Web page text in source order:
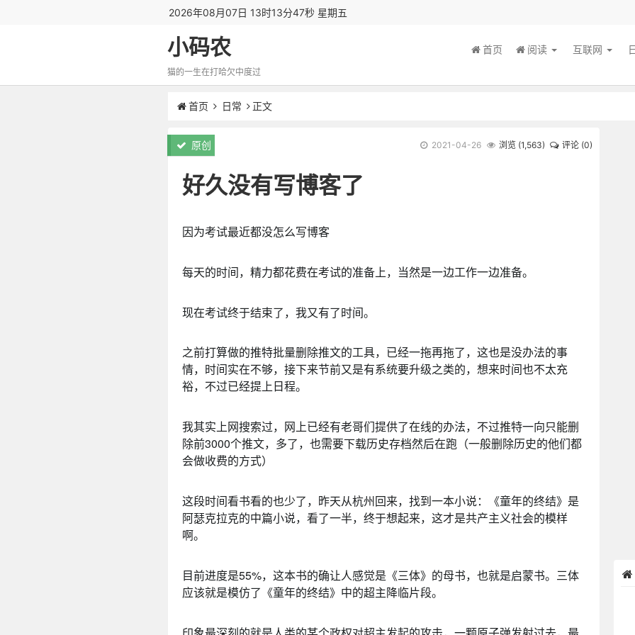
2026年08月07日 13时13分47秒 星期五
小码农
猫的一生在打哈欠中度过
首页 阅读 互联网
首页 日常 正文
原创 2021-04-26 浏览 (1,563) 评论 (0)
好久没有写博客了
因为考试最近都没怎么写博客
每天的时间，精力都花费在考试的准备上，当然是一边工作一边准备。
现在考试终于结束了，我又有了时间。
之前打算做的推特批量删除推文的工具，已经一拖再拖了，这也是没办法的事
情，时间实在不够，接下来节前又是有系统要升级之类的，想来时间也不太充
裕，不过已经提上日程。
我其实上网搜索过，网上已经有老哥们提供了在线的办法，不过推特一向只能删
除前3000个推文，多了，也需要下载历史存档然后在跑（一般删除历史的他们都
会做收费的方式）
这段时间看书看的也少了，昨天从杭州回来，找到一本小说：《童年的终结》是
阿瑟克拉克的中篇小说，看了一半，终于想起来，这才是共产主义社会的模样
啊。
目前进度是55%，这本书的确让人感觉是《三体》的母书，也就是启蒙书。三体
应该就是模仿了《童年的终结》中的超主降临片段。